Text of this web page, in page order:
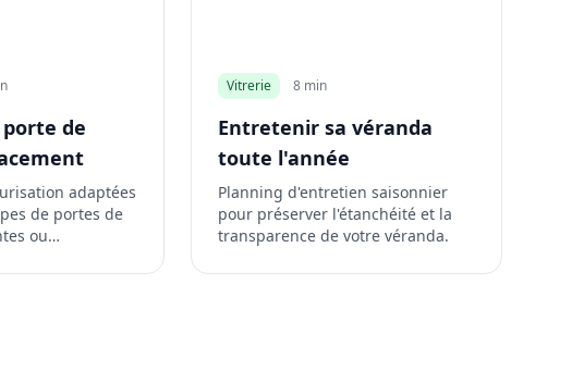
de
adaptées
de portes de
ou
Vitrerie 8 min
Entretenir sa véranda
toute l'année
Planning d'entretien saisonnier
pour préserver l'étanchéité et la
transparence de votre véranda.